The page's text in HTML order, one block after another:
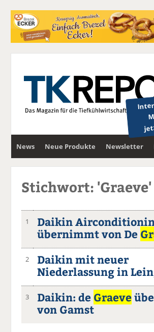
News Neue Produkte Newsletter
Stichwort: 'Graeve'
1
Daikin
übernimmt von De
2
Daikin mit neuer
Niederlassung in
3 Daikin: de Graeve
von Gamst